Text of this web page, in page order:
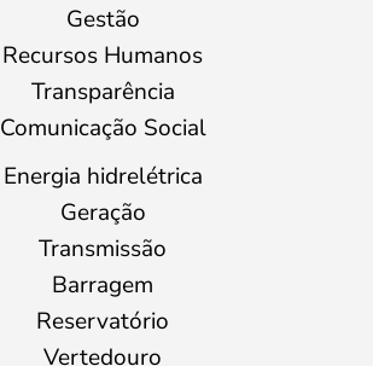
Gestão
Recursos Humanos
Transparência
Comunicação Social
Energia hidrelétrica
Geração
Transmissão
Barragem
Reservatório
Vertedouro